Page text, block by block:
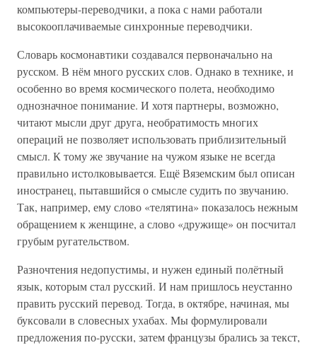
компьютеры-переводчики, а пока с нами работали
высокооплачиваемые синхронные переводчики.
Словарь космонавтики создавался первоначально на
русском. В нём много русских слов. Однако в технике, и
особенно во время космического полета, необходимо
однозначное понимание. И хотя партнеры, возможно,
читают мысли друг друга, необратимость многих
операций не позволяет использовать приблизительный
смысл. К тому же звучание на чужом языке не всегда
правильно истолковывается. Ещё Вяземским был описан
иностранец, пытавшийся о смысле судить по звучанию.
Так, например, ему слово «телятина» показалось нежным
обращением к женщине, а слово «дружище» он посчитал
грубым ругательством.
Разночтения недопустимы, и нужен единый полётный
язык, которым стал русский. И нам пришлось неустанно
править русский перевод. Тогда, в октябре, начиная, мы
буксовали в словесных ухабах. Мы формулировали
предложения по-русски, затем французы брались за текст,